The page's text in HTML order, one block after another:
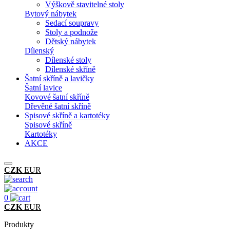
Výškově stavitelné stoly
Bytový nábytek
Sedací soupravy
Stoly a podnože
Dětský nábytek
Dílenský
Dílenské stoly
Dílenské skříně
Šatní skříně a lavičky
Šatní lavice
Kovové šatní skříně
Dřevěné šatní skříně
Spisové skříně a kartotéky
Spisové skříně
Kartotéky
AKCE
CZK EUR
0
CZK EUR
Produkty